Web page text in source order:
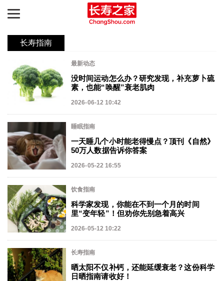
长寿之路
长寿指南
知识图谱
产品评测
延寿天梯榜
长寿指南
最新动态
没时间运动怎么办？研究发现，补充萝卜硫
素，也能“唤醒”衰老肌肉
2026-06-12 10:42
睡眠指南
一天睡几个小时能老得慢点？顶刊《自然》
50万人数据告诉你答案
2026-05-22 16:55
饮食指南
科学家发现，你能在不到一个月的时间
里“变年轻”！但劝你先别急着高兴
2026-05-12 10:22
长寿指南
晒太阳不仅补钙，还能延缓衰老？这份科学
日晒指南请收好！